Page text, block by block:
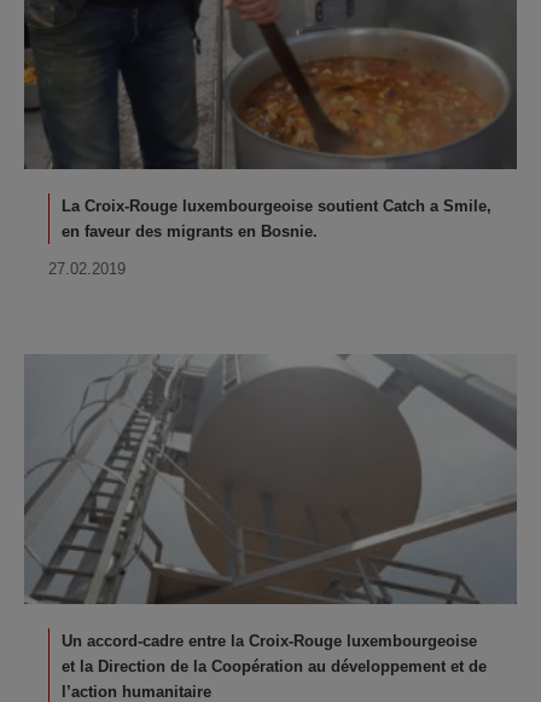
La Croix-Rouge luxembourgeoise soutient Catch a Smile,
en faveur des migrants en Bosnie.
27.02.2019
Un accord-cadre entre la Croix-Rouge luxembourgeoise
et la Direction de la Coopération au développement et de
l’action humanitaire